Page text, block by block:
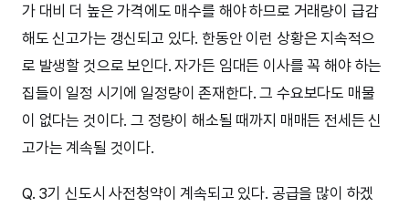
가 대비 더 높은 가격에도 매수를 해야 하므로 거래량이 급감
해도 신고가는 갱신되고 있다. 한동안 이런 상황은 지속적으
로 발생할 것으로 보인다. 자가든 임대든 이사를 꼭 해야 하는
집들이 일정 시기에 일정량이 존재한다. 그 수요보다도 매물
이 없다는 것이다. 그 정량이 해소될 때까지 매매든 전세든 신
고가는 계속될 것이다.
Q. 3기 신도시 사전청약이 계속되고 있다. 공급을 많이 하겠